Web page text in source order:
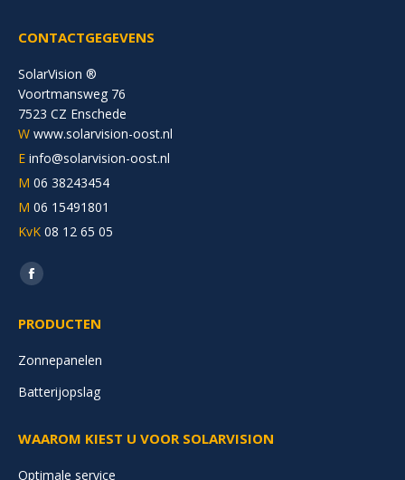
CONTACTGEGEVENS
SolarVision ®
Voortmansweg 76
7523 CZ Enschede
W www.solarvision-oost.nl
E info@solarvision-oost.nl
M 06 38243454
M 06 15491801
KvK 08 12 65 05
Vind ons op:
Facebook
opens
in
window
PRODUCTEN
Zonnepanelen
Batterijopslag
WAAROM KIEST U VOOR SOLARVISION
Optimale service